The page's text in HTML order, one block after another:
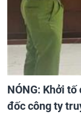
NÓNG: Khởi
đốc công ty